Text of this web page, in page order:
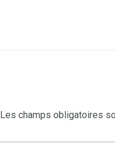
Les champs obligatoires